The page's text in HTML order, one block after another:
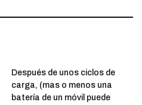
Después de unos ciclos de
carga, (mas o menos una
batería de un móvil puede